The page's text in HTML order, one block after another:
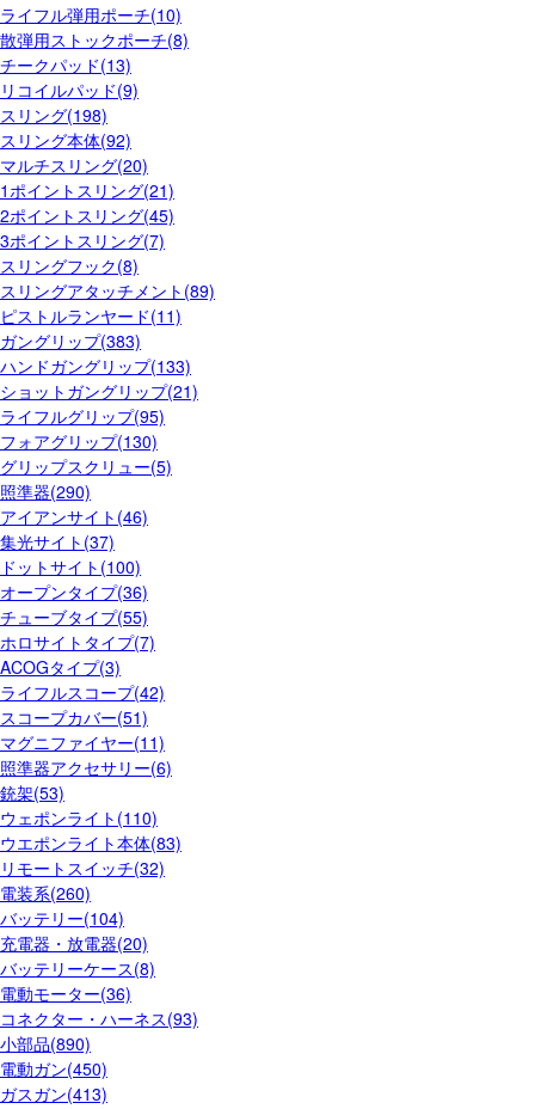
ライフル弾用ポーチ(10)
散弾用ストックポーチ(8)
チークパッド(13)
リコイルパッド(9)
スリング(198)
スリング本体(92)
マルチスリング(20)
1ポイントスリング(21)
2ポイントスリング(45)
3ポイントスリング(7)
スリングフック(8)
スリングアタッチメント(89)
ピストルランヤード(11)
ガングリップ(383)
ハンドガングリップ(133)
ショットガングリップ(21)
ライフルグリップ(95)
フォアグリップ(130)
グリップスクリュー(5)
照準器(290)
アイアンサイト(46)
集光サイト(37)
ドットサイト(100)
オープンタイプ(36)
チューブタイプ(55)
ホロサイトタイプ(7)
ACOGタイプ(3)
ライフルスコープ(42)
スコープカバー(51)
マグニファイヤー(11)
照準器アクセサリー(6)
銃架(53)
ウェポンライト(110)
ウエポンライト本体(83)
リモートスイッチ(32)
電装系(260)
バッテリー(104)
充電器・放電器(20)
バッテリーケース(8)
電動モーター(36)
コネクター・ハーネス(93)
小部品(890)
電動ガン(450)
ガスガン(413)